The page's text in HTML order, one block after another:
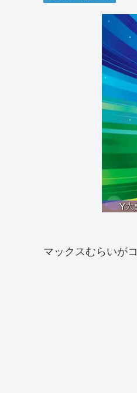
マックスむらいが